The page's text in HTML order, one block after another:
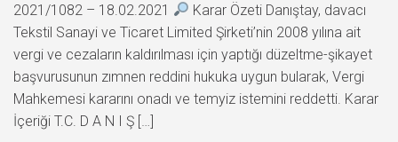
2021/1082 – 18.02.2021
Karar Özeti Danıştay, davacı
Tekstil Sanayi ve Ticaret Limited Şirketi’nin 2008 yılına ait
vergi ve cezaların kaldırılması için yaptığı düzeltme-şikayet
başvurusunun zımnen reddini hukuka uygun bularak, Vergi
Mahkemesi kararını onadı ve temyiz istemini reddetti. Karar
İçeriği T.C. D A N I Ş […]